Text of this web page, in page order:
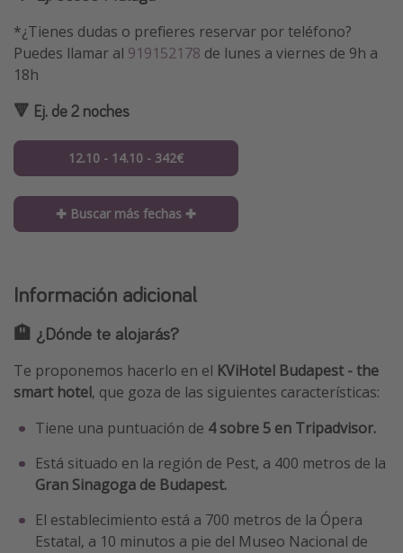
*¿Tienes dudas o prefieres reservar por teléfono?
Puedes llamar al 919152178 de lunes a viernes de 9h a
18h
🔻 Ej. de 2 noches
12.10 - 14.10 - 342€
✚ Buscar más fechas ✚
Información adicional
🏨 ¿Dónde te alojarás?
Te proponemos hacerlo en el KViHotel Budapest - the
smart hotel, que goza de las siguientes características:
Tiene una puntuación de 4 sobre 5 en Tripadvisor.
Está situado en la región de Pest, a 400 metros de la
Gran Sinagoga de Budapest.
El establecimiento está a 700 metros de la Ópera
Estatal, a 10 minutos a pie del Museo Nacional de